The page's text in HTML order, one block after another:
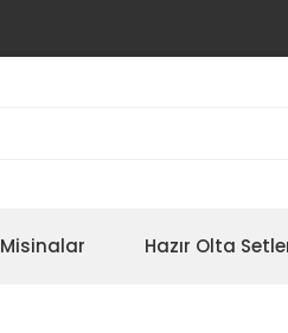
Misinalar Hazır Olta